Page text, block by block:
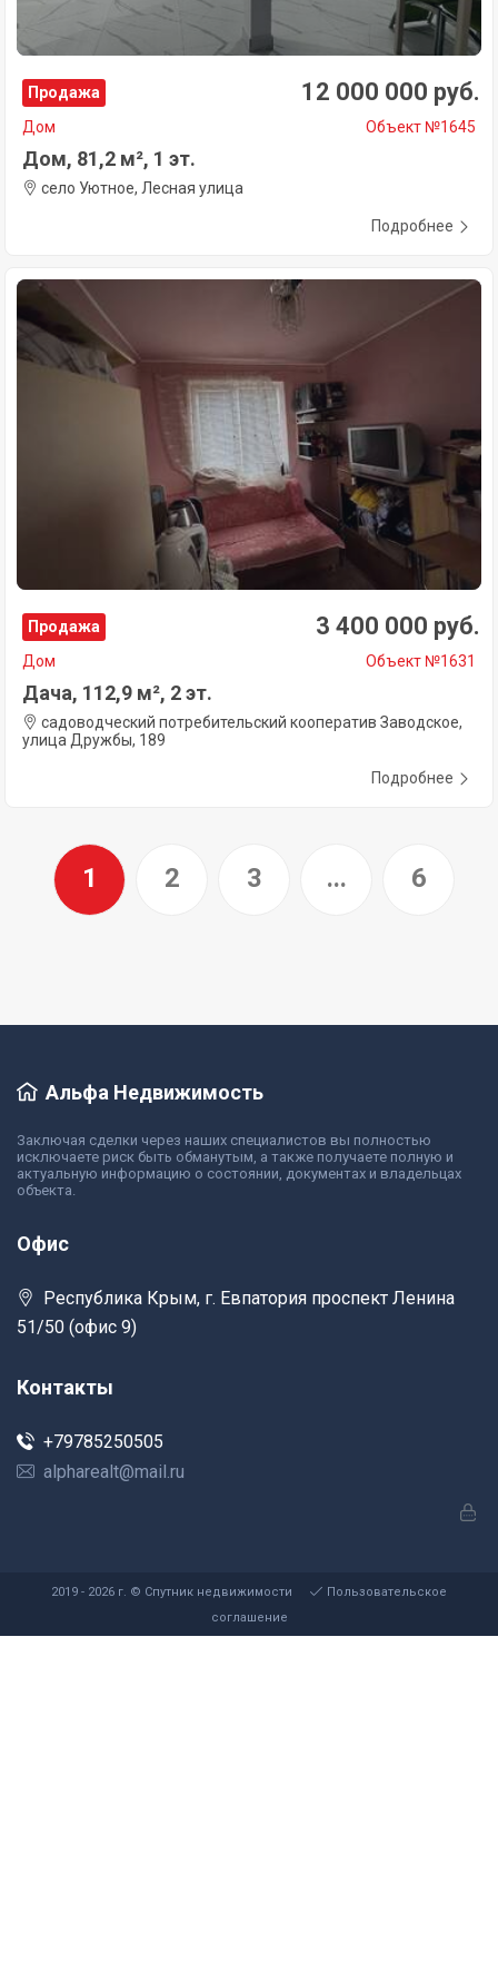
Продажа 12 000 000 руб.
Дом Объект №1645
Дом, 81,2 м², 1 эт.
село Уютное, Лесная улица
Подробнее
Продажа 3 400 000 руб.
Дом Объект №1631
Дача, 112,9 м², 2 эт.
садоводческий потребительский кооператив Заводское,
улица Дружбы, 189
Подробнее
1 2 3 ... 6
Альфа Недвижимость
Заключая сделки через наших специалистов вы полностью
исключаете риск быть обманутым, а также получаете полную и
актуальную информацию о состоянии, документах и владельцах
объекта.
Офис
Республика Крым, г. Евпатория проспект Ленина
51/50 (офис 9)
Контакты
+79785250505
alpharealt@mail.ru
2019 - 2026 г. © Спутник недвижимости
Пользовательское
соглашение